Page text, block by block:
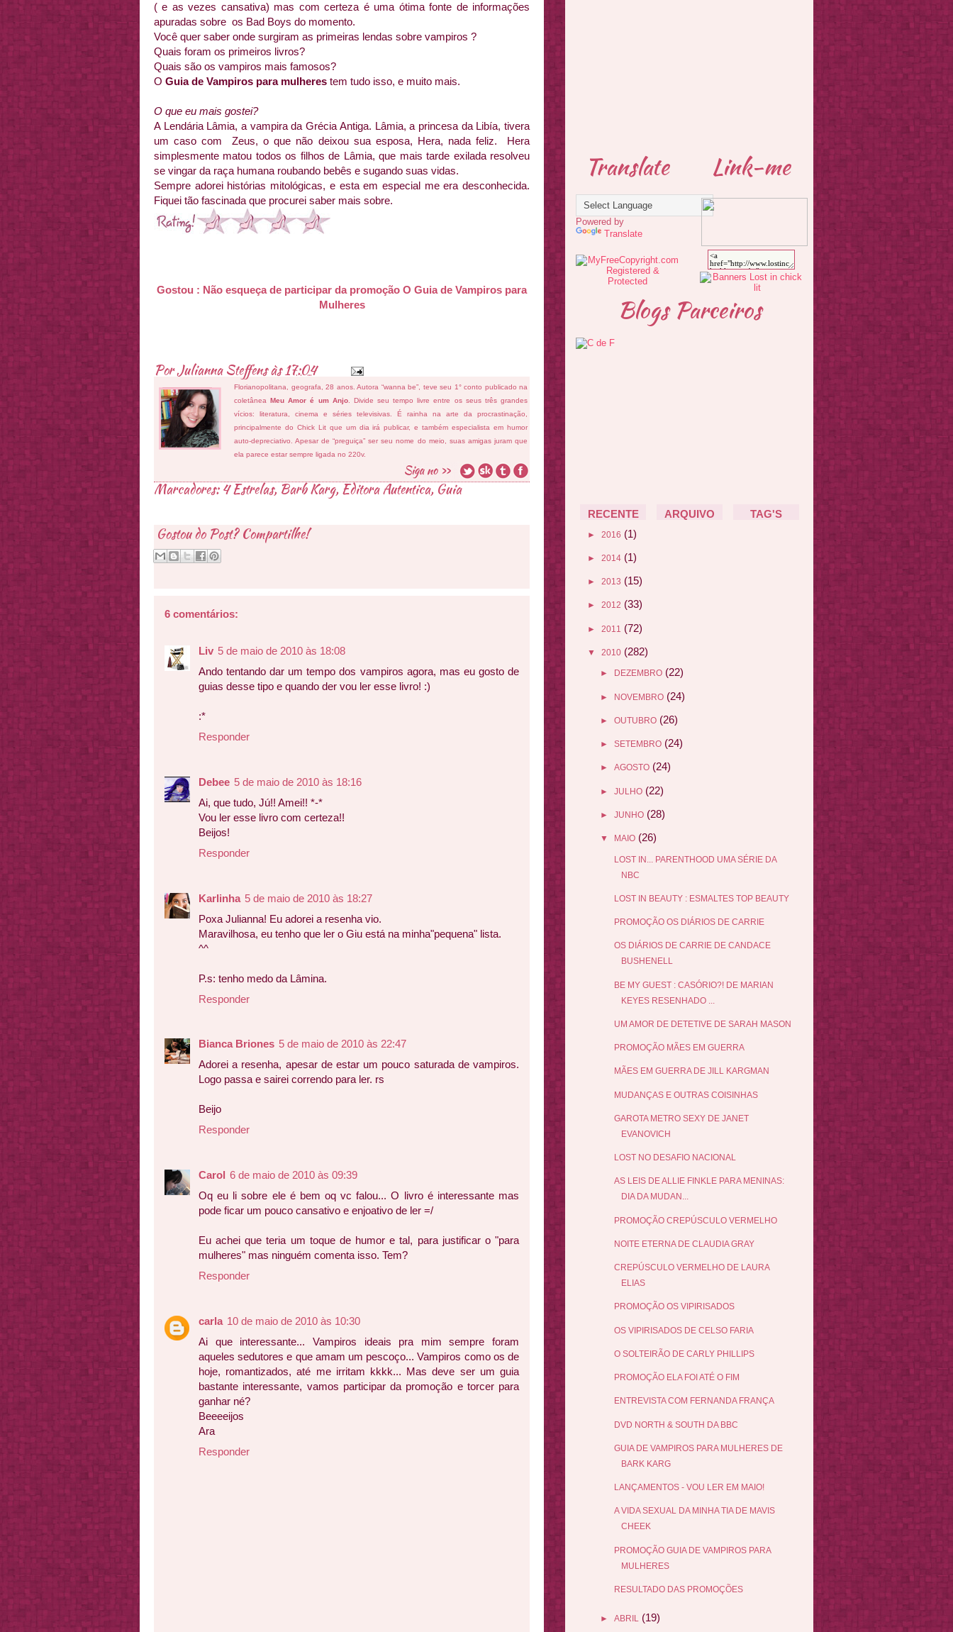
( e as vezes cansativa) mas com certeza é uma ótima fonte de informações
apuradas sobre os Bad Boys do momento.
Você quer saber onde surgiram as primeiras lendas sobre vampiros ?
Quais foram os primeiros livros?
Quais são os vampiros mais famosos?
O Guia de Vampiros para mulheres tem tudo isso, e muito mais.
O que eu mais gostei?
A Lendária Lâmia, a vampira da Grécia Antiga. Lâmia, a princesa da Libía, tivera
um caso com Zeus, o que não deixou sua esposa, Hera, nada feliz. Hera
simplesmente matou todos os filhos de Lâmia, que mais tarde exilada resolveu
se vingar da raça humana roubando bebês e sugando suas vidas.
Sempre adorei histórias mitológicas, e esta em especial me era desconhecida.
Fiquei tão fascinada que procurei saber mais sobre.
Gostou : Não esqueça de participar da promoção O Guia de Vampiros para
Mulheres
PorJulianna Steffensàs17:04
Florianopolitana, geografa, 28 anos. Autora “wanna be”, teve seu 1° conto publicado na
coletâneaMeu Amor é um Anjo. Divide seu tempo livre entre os seus três grandes
vícios: literatura, cinema e séries televisivas. É rainha na arte da procrastinação,
principalmente do Chick Lit que um dia irá publicar, e também especialista em humor
auto-depreciativo. Apesar de “preguiça” ser seu nome do meio, suas amigas juram que
ela parece estar sempre ligada no 220v.
Marcadores:4 Estrelas, Barb Karg,Editora Autentica, Guia
Gostou do Post? Compartilhe!
6 comentários:
Liv 5 de maio de 2010 às 18:08
Ando tentando dar um tempo dos vampiros agora, mas eu gosto de
guias desse tipo e quando der vou ler esse livro! :)
:*
Responder
Debee 5 de maio de 2010 às 18:16
Ai, que tudo, Jú!! Amei!! *-*
Vou ler esse livro com certeza!!
Beijos!
Responder
Karlinha 5 de maio de 2010 às 18:27
Poxa Julianna! Eu adorei a resenha vio.
Maravilhosa, eu tenho que ler o Giu está na minha"pequena" lista.
^^
P.s: tenho medo da Lâmina.
Responder
Bianca Briones 5 de maio de 2010 às 22:47
Adorei a resenha, apesar de estar um pouco saturada de vampiros.
Logo passa e sairei correndo para ler. rs
Beijo
Responder
Carol 6 de maio de 2010 às 09:39
Oq eu li sobre ele é bem oq vc falou... O livro é interessante mas
pode ficar um pouco cansativo e enjoativo de ler =/
Eu achei que teria um toque de humor e tal, para justificar o "para
mulheres" mas ninguém comenta isso. Tem?
Responder
carla 10 de maio de 2010 às 10:30
Ai que interessante... Vampiros ideais pra mim sempre foram
aqueles sedutores e que amam um pescoço... Vampiros como os de
hoje, romantizados, até me irritam kkkk... Mas deve ser um guia
bastante interessante, vamos participar da promoção e torcer para
ganhar né?
Beeeeijos
Ara
Responder
Translate
Powered by
Translate
Link-me
Blogs Parceiros
RECENTE ARQUIVO TAG'S
► 2016 (1)
► 2014 (1)
► 2013 (15)
► 2012 (33)
► 2011 (72)
▼ 2010 (282)
► DEZEMBRO (22)
► NOVEMBRO (24)
► OUTUBRO (26)
► SETEMBRO (24)
► AGOSTO (24)
► JULHO (22)
► JUNHO (28)
▼ MAIO (26)
LOST IN... PARENTHOOD UMA SÉRIE DA
NBC
LOST IN BEAUTY : ESMALTES TOP BEAUTY
PROMOÇÃO OS DIÁRIOS DE CARRIE
OS DIÁRIOS DE CARRIE DE CANDACE
BUSHENELL
BE MY GUEST : CASÓRIO?! DE MARIAN
KEYES RESENHADO ...
UM AMOR DE DETETIVE DE SARAH MASON
PROMOÇÃO MÃES EM GUERRA
MÃES EM GUERRA DE JILL KARGMAN
MUDANÇAS E OUTRAS COISINHAS
GAROTA METRO SEXY DE JANET
EVANOVICH
LOST NO DESAFIO NACIONAL
AS LEIS DE ALLIE FINKLE PARA MENINAS:
DIA DA MUDAN...
PROMOÇÃO CREPÚSCULO VERMELHO
NOITE ETERNA DE CLAUDIA GRAY
CREPÚSCULO VERMELHO DE LAURA
ELIAS
PROMOÇÃO OS VIPIRISADOS
OS VIPIRISADOS DE CELSO FARIA
O SOLTEIRÃO DE CARLY PHILLIPS
PROMOÇÃO ELA FOI ATÉ O FIM
ENTREVISTA COM FERNANDA FRANÇA
DVD NORTH & SOUTH DA BBC
GUIA DE VAMPIROS PARA MULHERES DE
BARK KARG
LANÇAMENTOS - VOU LER EM MAIO!
A VIDA SEXUAL DA MINHA TIA DE MAVIS
CHEEK
PROMOÇÃO GUIA DE VAMPIROS PARA
MULHERES
RESULTADO DAS PROMOÇÕES
► ABRIL (19)